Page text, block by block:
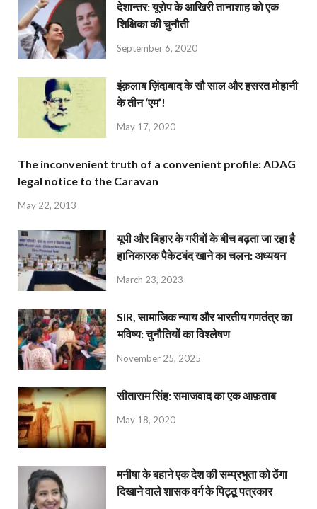
देशान्‍तर: यूरोप के आखिरी तानाशाह को एक
शिक्षिका की चुनौती
September 6, 2020
इंक़लाब ज़िंदाबाद के सौ साल और हसरत मोहानी
के तीन ‘एम’!
May 17, 2020
The inconvenient truth of a convenient profile: ADAG
legal notice to the Caravan
May 22, 2013
यूपी और बिहार के गरीबों के बीच बढ़ता जा रहा है
हानिकारक पैकेटबंद खाने का चलन: अध्ययन
March 23, 2023
SIR, सामाजिक न्याय और भारतीय गणतंत्र का
भविष्य: चुनौतियों का विश्लेषण
November 25, 2025
सीताराम सिंह: समाजवाद का एक आफ़ताब
May 18, 2020
मनीषा के बहाने एक देश की सम्प्रभुता को ठेंगा
दिखाने वाले शासक वर्ग के पिट्ठू पत्रकार